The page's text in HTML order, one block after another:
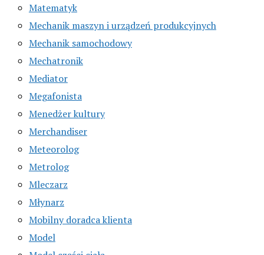
Matematyk
Mechanik maszyn i urządzeń produkcyjnych
Mechanik samochodowy
Mechatronik
Mediator
Megafonista
Menedżer kultury
Merchandiser
Meteorolog
Metrolog
Mleczarz
Młynarz
Mobilny doradca klienta
Model